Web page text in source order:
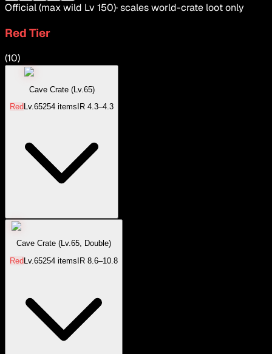
Official (max wild Lv 150)· scales world-crate loot only
Red Tier
(10)
Cave Crate (Lv.65)
Red Lv.65254 items IR 4.3–4.3
Cave Crate (Lv.65, Double)
RedLv. 65254 itemsIR 8.6–10.8